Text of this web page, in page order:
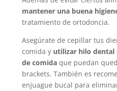
mantener una buena
tratamiento de ortodoncia.
Asegúrate de cepillar tus
comida y utilizar hilo dental
de comida que puedan
brackets. También es
enjuague bucal para